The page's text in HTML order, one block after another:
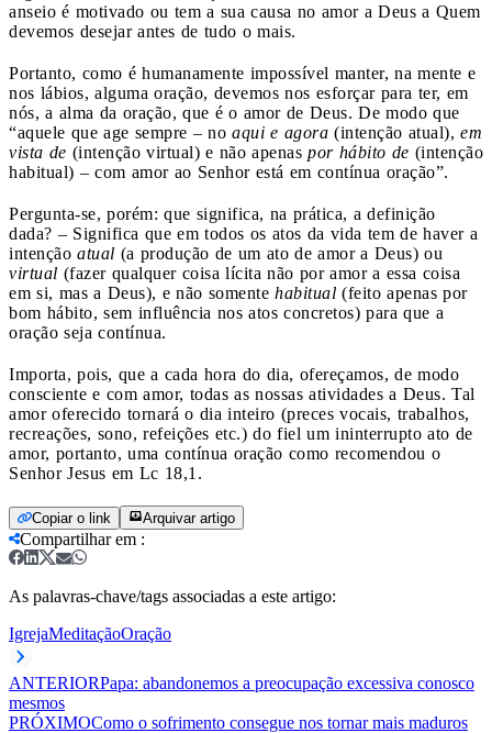
anseio é motivado ou tem a sua causa no amor a Deus a Quem
devemos desejar antes de tudo o mais.
Portanto, como é humanamente impossível manter, na mente e
nos lábios, alguma oração, devemos nos esforçar para ter, em
nós, a alma da oração, que é o amor de Deus. De modo que
“aquele que age sempre – no aqui e agora (intenção atual), em
vista de (intenção virtual) e não apenas por hábito de (intenção
habitual) – com amor ao Senhor está em contínua oração”.
Pergunta-se, porém: que significa, na prática, a definição
dada? – Significa que em todos os atos da vida tem de haver a
intenção atual (a produção de um ato de amor a Deus) ou
virtual (fazer qualquer coisa lícita não por amor a essa coisa
em si, mas a Deus), e não somente habitual (feito apenas por
bom hábito, sem influência nos atos concretos) para que a
oração seja contínua.
Importa, pois, que a cada hora do dia, ofereçamos, de modo
consciente e com amor, todas as nossas atividades a Deus. Tal
amor oferecido tornará o dia inteiro (preces vocais, trabalhos,
recreações, sono, refeições etc.) do fiel um ininterrupto ato de
amor, portanto, uma contínua oração como recomendou o
Senhor Jesus em Lc 18,1.
Copiar o link Arquivar artigo
Compartilhar em :
As palavras-chave/tags associadas a este artigo:
IgrejaMeditaçãoOração
ANTERIORPapa: abandonemos a preocupação excessiva conosco
mesmos
PRÓXIMOComo o sofrimento consegue nos tornar mais maduros